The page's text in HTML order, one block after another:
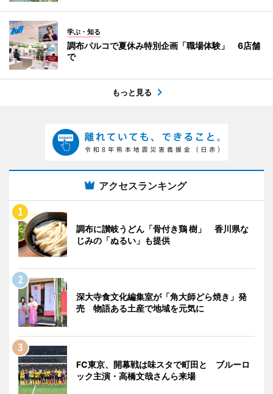
学ぶ・知る
調布パルコで夏休み特別企画「職場体験」 6店舗
で
もっと見る
アクセスランキング
調布に讃岐うどん「骨付き鶏 樹」 香川県な
じみの「ぬるい」も提供
深大寺食文化編集室が「角大師どら焼き」発
売 物語ある土産で地域を元気に
FC東京、開幕戦は味スタで町田と ブルーロ
ック主演・高橋文哉さんら来場